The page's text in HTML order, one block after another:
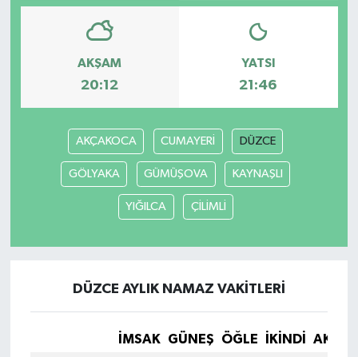
AKŞAM
20:12
YATSI
21:46
AKÇAKOCA CUMAYERİ DÜZCE
GÖLYAKA GÜMÜŞOVA KAYNAŞLI
YIĞILCA ÇİLİMLİ
DÜZCE AYLIK NAMAZ VAKITLERI
İMSAK GÜNEŞ ÖĞLE İKINDI